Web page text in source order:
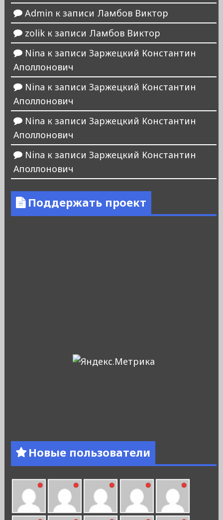
Admin к записи Ламбов Виктор
zolikк записи Ламбов Виктор
Nina к записи Заржецкий Константин
Аполлонович
Nina к записи Заржецкий Константин
Аполлонович
Nina к записи Заржецкий Константин
Аполлонович
Nina к записи Заржецкий Константин
Аполлонович
Поддержать проект
Новые пользователи